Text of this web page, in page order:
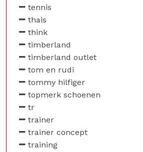
tennis
thais
think
timberland
timberland outlet
tom en rudi
tommy hilfiger
topmerk schoenen
tr
trainer
trainer concept
training